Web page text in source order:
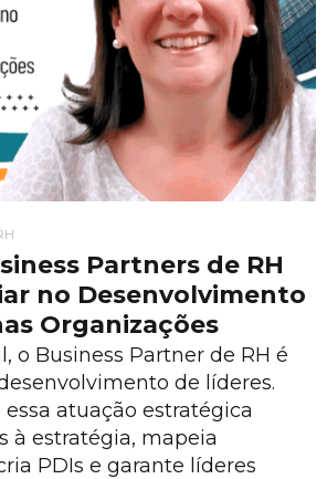
Partners de RH
no Desenvolvimento
Organizações
o Business Partner de RH é
de líderes.
atuação estratégica
à estratégia, mapeia
PDIs e garante líderes